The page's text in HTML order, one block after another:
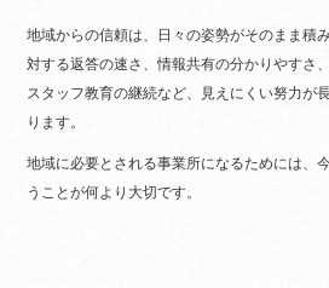
地域からの信頼は、日々の姿勢がそのまま積
対する返答の速さ、情報共有の分かりやすさ
スタッフ教育の継続など、見えにくい努力が
ります。
地域に必要とされる事業所になるためには、
うことが何より大切です。